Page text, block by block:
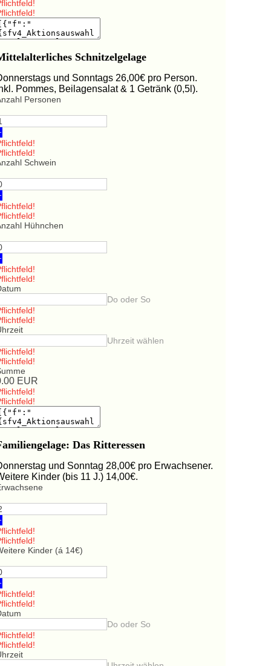
Schnitzelgelage
und Sonntags 26,00€ pro Person.
Pommes, Beilagensalat & 1 Getränk (0,5l).
Personen
Schwein
Hühnchen
Do oder So
Uhrzeit wählen
EUR
Das Ritteressen
und Sonntag 28,00€ pro Erwachsener.
Kinder (bis 11 J.) 14,00€.
Kinder (á 14€)
Do oder So